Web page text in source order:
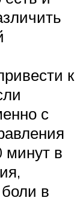
к
с
минут в
в